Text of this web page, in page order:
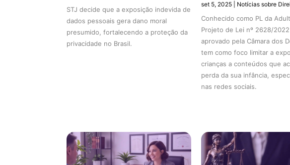
STJ decide que a exposição indevida de
dados pessoais gera dano moral
presumido, fortalecendo a proteção da
privacidade no Brasil.
set 5, 2025| Notícias sobre
Conhecido como PL da
Projeto de Lei nº 2628/
aprovado pela Câmara dos
tem como foco limitar a
crianças a conteúdos que
perda da sua infância,
nas redes sociais.